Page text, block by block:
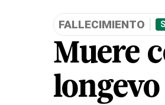
FALLECIMIENTO
Muere